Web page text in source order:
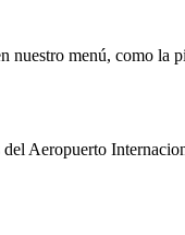
nuestro menú, como
Aeropuerto